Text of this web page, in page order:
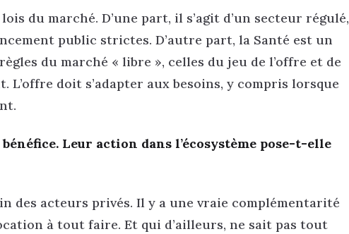
du marché. D’une part, il s’agit d’un secteur régulé,
public strictes. D’autre part, la Santé est un
du marché « libre », celles du jeu de l’offre et de
doit s’adapter aux besoins, y compris lorsque
Leur action dans l’écosystème pose-t-elle
des acteurs privés. Il y a une vraie complémentarité
à tout faire. Et qui d’ailleurs, ne sait pas tout